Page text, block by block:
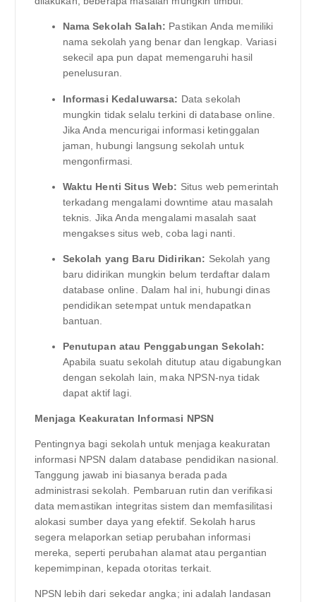
Nama Sekolah Salah: Pastikan Anda memiliki
nama sekolah yang benar dan lengkap. Variasi
sekecil apa pun dapat memengaruhi hasil
penelusuran.
Informasi Kedaluwarsa: Data sekolah
mungkin tidak selalu terkini di database online.
Jika Anda mencurigai informasi ketinggalan
jaman, hubungi langsung sekolah untuk
mengonfirmasi.
Waktu Henti Situs Web: Situs web pemerintah
terkadang mengalami downtime atau masalah
teknis. Jika Anda mengalami masalah saat
mengakses situs web, coba lagi nanti.
Sekolah yang Baru Didirikan: Sekolah yang
baru didirikan mungkin belum terdaftar dalam
database online. Dalam hal ini, hubungi dinas
pendidikan setempat untuk mendapatkan
bantuan.
Penutupan atau Penggabungan Sekolah:
Apabila suatu sekolah ditutup atau digabungkan
dengan sekolah lain, maka NPSN-nya tidak
dapat aktif lagi.
Menjaga Keakuratan Informasi NPSN
Pentingnya bagi sekolah untuk menjaga keakuratan
informasi NPSN dalam database pendidikan nasional.
Tanggung jawab ini biasanya berada pada
administrasi sekolah. Pembaruan rutin dan verifikasi
data memastikan integritas sistem dan memfasilitasi
alokasi sumber daya yang efektif. Sekolah harus
segera melaporkan setiap perubahan informasi
mereka, seperti perubahan alamat atau pergantian
kepemimpinan, kepada otoritas terkait.
NPSN lebih dari sekedar angka; ini adalah landasan